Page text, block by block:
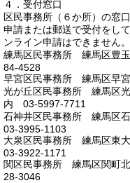
４．受付窓口
区民事務所（６か所）の窓
申請または郵送で受付をし
ンライン申請はできません。
練馬区民事務所 練馬区豊
84-4528
早宮区民事務所 練馬区早
光が丘区民事務所 練馬区
内 03-5997-7711
石神井区民事務所 練馬区
03-3995-1103
大泉区民事務所 練馬区東
03-3922-1171
関区民事務所 練馬区関町
28-3046